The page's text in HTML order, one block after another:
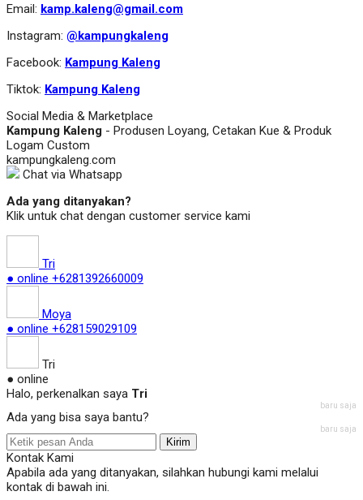
Email: kamp.kaleng@gmail.com
Instagram: @kampungkaleng
Facebook: Kampung Kaleng
Tiktok: Kampung Kaleng
Social Media & Marketplace
Kampung Kaleng - Produsen Loyang, Cetakan Kue & Produk
Logam Custom
kampungkaleng.com
Chat via Whatsapp
Ada yang ditanyakan?
Klik untuk chat dengan customer service kami
Tri
● online +6281392660009
Moya
● online +628159029109
Tri
● online
Halo, perkenalkan saya Tri
baru saja
Ada yang bisa saya bantu?
baru saja
Kirim
Kontak Kami
Apabila ada yang ditanyakan, silahkan hubungi kami melalui
kontak di bawah ini.